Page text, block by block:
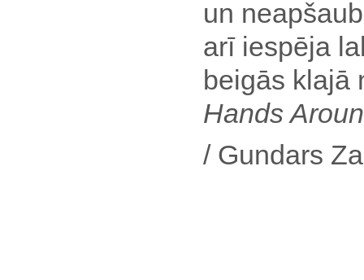
un
arī iespēja
beigās klajā
Hands
/ Gundars